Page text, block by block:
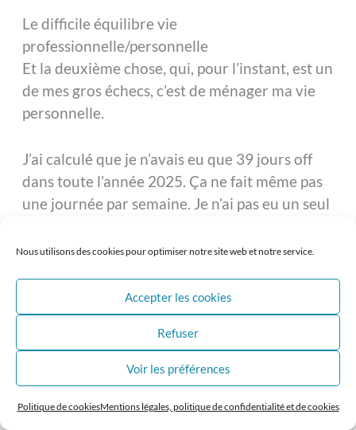
Nous utilisons des cookies pour optimiser notre site web et notre service.
Accepter les cookies
Refuser
Voir les préférences
Politique de cookiesMentions légales, politique de confidentialité et de cookies
Le difficile équilibre vie
professionnelle/personnelle
Et la deuxième chose, qui, pour l’instant, est un
de mes gros échecs, c’est de ménager ma vie
personnelle.
J’ai calculé que je n’avais eu que 39 jours off
dans toute l’année 2025. Ça ne fait même pas
une journée par semaine. Je n’ai pas eu un seul
À chaque fois que je prends des vacances, je
structure n’est pas assez grosse pour l’instant.
Je pense que la réussite, c’est faire en sorte
que son entreprise tourne sans soi, sans le
fondateur, et que chacun, fondateur comme
salariés, puisse avoir une vie personnelle